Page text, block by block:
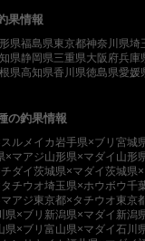
果情報
県福島県東京都神奈川県埼
県静岡県三重県大阪府兵庫
県高知県香川県徳島県愛媛
の釣果情報
ルメイカ 岩手県×ブリ 宮城
×マアジ山形県×マダイ 山形
ダイ茨城県×マダイ茨城県×
チウオ埼玉県×ホウボウ千
アジ東京都×タチウオ東京
県×ブリ 新潟県×マダイ 新潟
県×ブリ 富山県×マダイ石川